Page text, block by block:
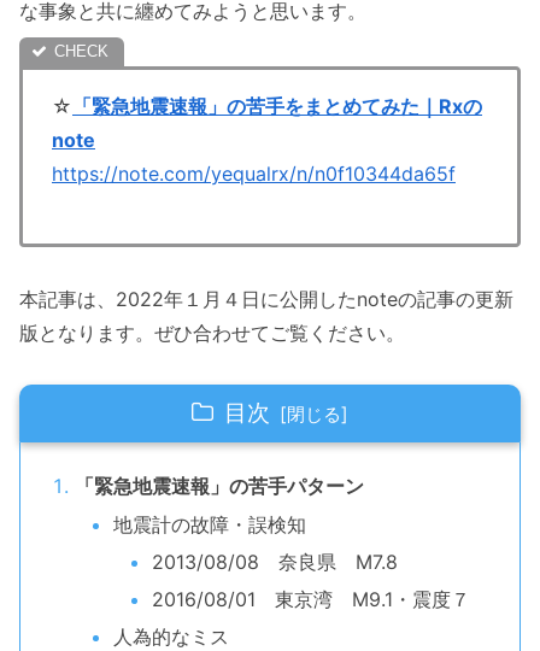
な事象と共に纏めてみようと思います。
☆ 「緊急地震速報」の苦手をまとめてみた｜Rxの
note
https://note.com/yequalrx/n/n0f10344da65f
本記事は、2022年１月４日に公開したnoteの記事の更新
版となります。ぜひ合わせてご覧ください。
目次
「緊急地震速報」の苦手パターン
地震計の故障・誤検知
2013/08/08 奈良県 M7.8
2016/08/01 東京湾 M9.1・震度７
人為的なミス